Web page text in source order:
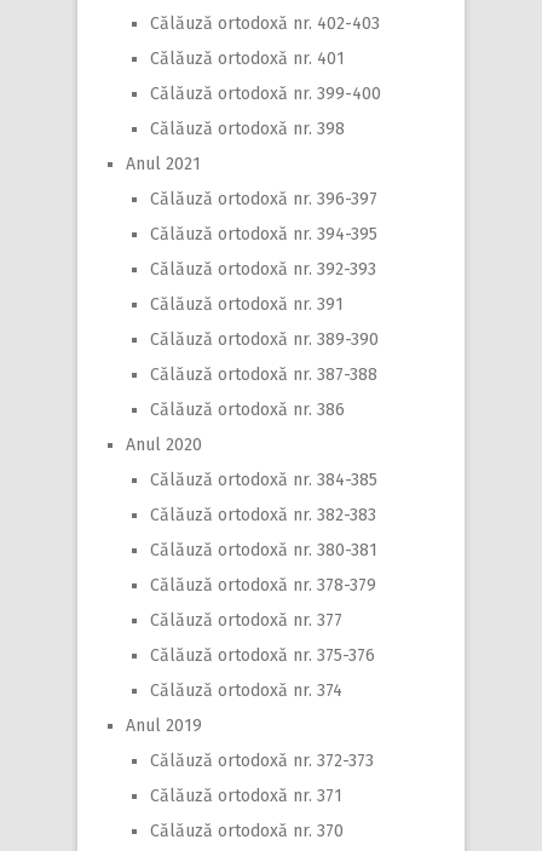
Călăuză ortodoxă nr. 402-403
Călăuză ortodoxă nr. 401
Călăuză ortodoxă nr. 399-400
Călăuză ortodoxă nr. 398
Anul 2021
Călăuză ortodoxă nr. 396-397
Călăuză ortodoxă nr. 394-395
Călăuză ortodoxă nr. 392-393
Călăuză ortodoxă nr. 391
Călăuză ortodoxă nr. 389-390
Călăuză ortodoxă nr. 387-388
Călăuză ortodoxă nr. 386
Anul 2020
Călăuză ortodoxă nr. 384-385
Călăuză ortodoxă nr. 382-383
Călăuză ortodoxă nr. 380-381
Călăuză ortodoxă nr. 378-379
Călăuză ortodoxă nr. 377
Călăuză ortodoxă nr. 375-376
Călăuză ortodoxă nr. 374
Anul 2019
Călăuză ortodoxă nr. 372-373
Călăuză ortodoxă nr. 371
Călăuză ortodoxă nr. 370